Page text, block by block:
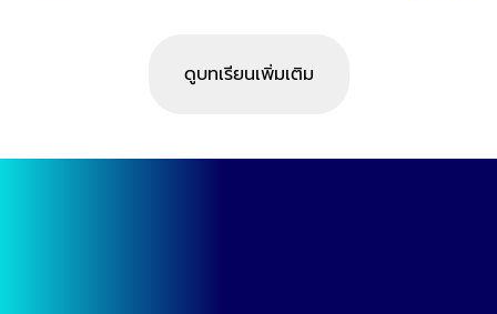
เจ้าของร้าน - โดย คุณหนึ่ง SUPER Academy 8. 5
Café Magic Number (ตัวเลขที่คนทำคาเฟ่ต้องรู้) - โดย
ดูบทเรียนเพิ่มเติม